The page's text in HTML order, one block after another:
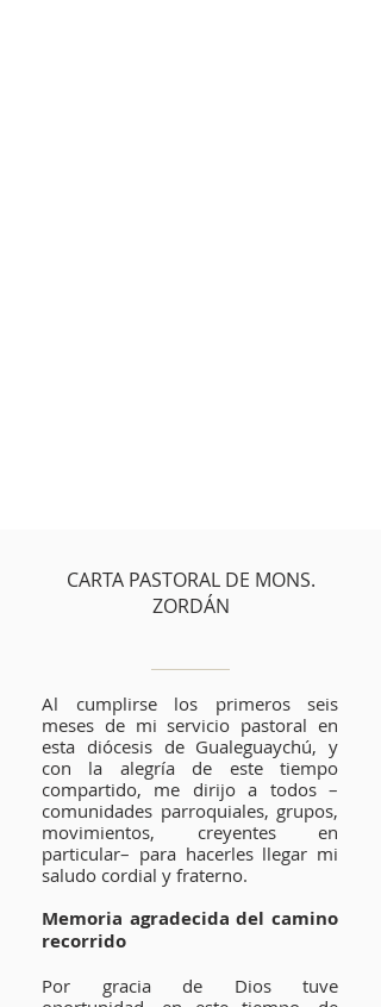
CARTA PASTORAL DE MONS.
ZORDÁN
Al cumplirse los primeros seis
meses de mi servicio pastoral en
esta diócesis de Gualeguaychú, y
con la alegría de este tiempo
compartido, me dirijo a todos –
comunidades parroquiales, grupos,
movimientos, creyentes en
particular– para hacerles llegar mi
saludo cordial y fraterno.
Memoria agradecida del camino
recorrido
Por gracia de Dios tuve